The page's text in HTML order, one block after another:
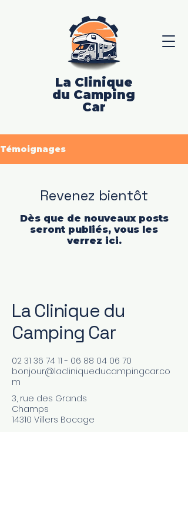
La Clinique
du Camping
Car
Témoignages
Revenez bientôt
Dès que de nouveaux posts
seront publiés, vous les
verrez ici.
La Clinique du
Camping Car
02 31 36 74 11 - 06 88 04 06 70
bonjour@lacliniqueducampingcar.co
m
3, rue des Grands
Champs
14310 Villers Bocage